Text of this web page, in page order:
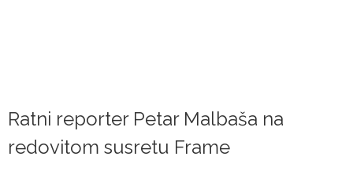
Ratni reporter Petar Malbaša na
redovitom susretu Frame